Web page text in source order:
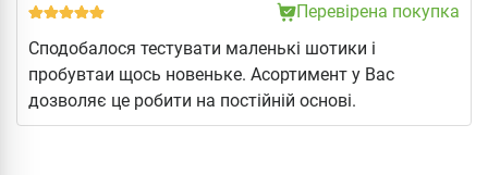
Перевірена покупка
Сподобалося тестувати маленькі шотики і
пробувтаи щось новеньке. Асортимент у Вас
дозволяє це робити на постійній основі.